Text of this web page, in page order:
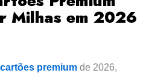
Milhas em 2026
cartões premium de 2026,